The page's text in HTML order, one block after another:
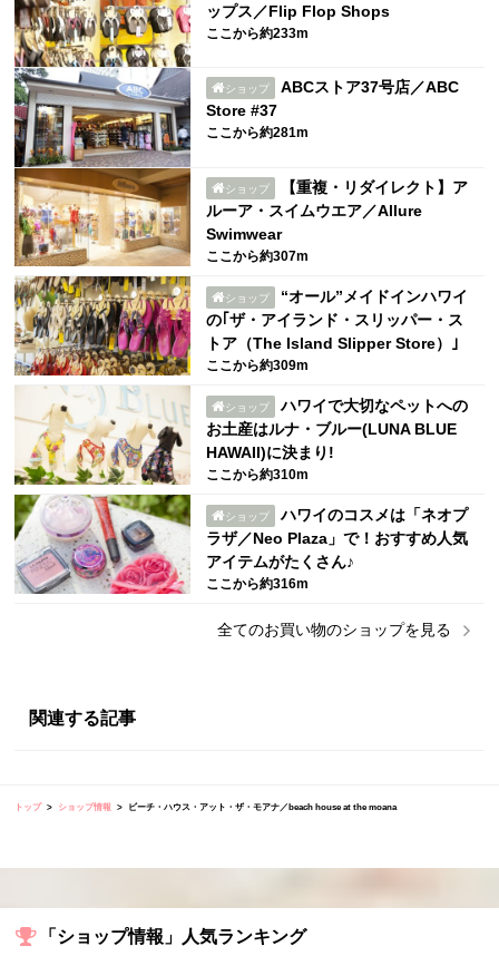
ップス／Flip Flop Shops
ここから約233m
ショップ
ABCストア37号店／ABC
Store #37
ここから約281m
ショップ
【重複・リダイレクト】ア
ルーア・スイムウエア／Allure
Swimwear
ここから約307m
ショップ
“オール”メイドインハワイ
の｢ザ・アイランド・スリッパー・ス
トア（The Island Slipper Store）｣
ここから約309m
ショップ
ハワイで大切なペットへの
お土産はルナ・ブルー(LUNA BLUE
HAWAII)に決まり!
ここから約310m
ショップ
ハワイのコスメは「ネオプ
ラザ／Neo Plaza」で！おすすめ人気
アイテムがたくさん♪
ここから約316m
全てのお買い物のショップを見る
関連する記事
トップ ショップ情報 ビーチ・ハウス・アット・ザ・モアナ／beach house at the moana
「ショップ情報」人気ランキング